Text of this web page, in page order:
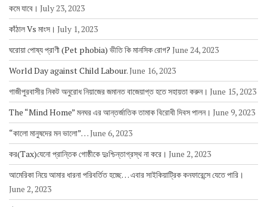
কমে যাবে। July 23, 2023
কাঁঠাল Vs মাংস। July 1, 2023
ঘরোয়া পোষ্য প্রাণী (Pet phobia) ভীতি কি মানসিক রোগ? June 24, 2023
World Day against Child Labour.June 16, 2023
গাজীপুরবাসীর নিকট অনুরোধ নিয়াজের জমানত বাজেয়াপ্ত হতে সহায়তা করুন। June 15, 2023
The “Mind Home” মনঘর এর আন্তর্জাতিক তামাক বিরোধী দিবস পালন। June 9, 2023
“কালো মানুষদের মন ভালো”…June 6, 2023
কর(Tax)যেনো প্রান্তিক গোষ্ঠীকে দুঃশ্চিন্তাগ্রস্থ না করে। June 2, 2023
আমেরিকা নিয়ে আমার ধারনা পরিবর্তিত হচ্ছে… এবার সাইকিয়াট্রিক কনফারেন্সে যেতে পারি।
June 2, 2023